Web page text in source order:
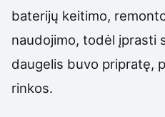
baterijų keitimo,
naudojimo, todėl įprasti
daugelis buvo pripratę,
rinkos.